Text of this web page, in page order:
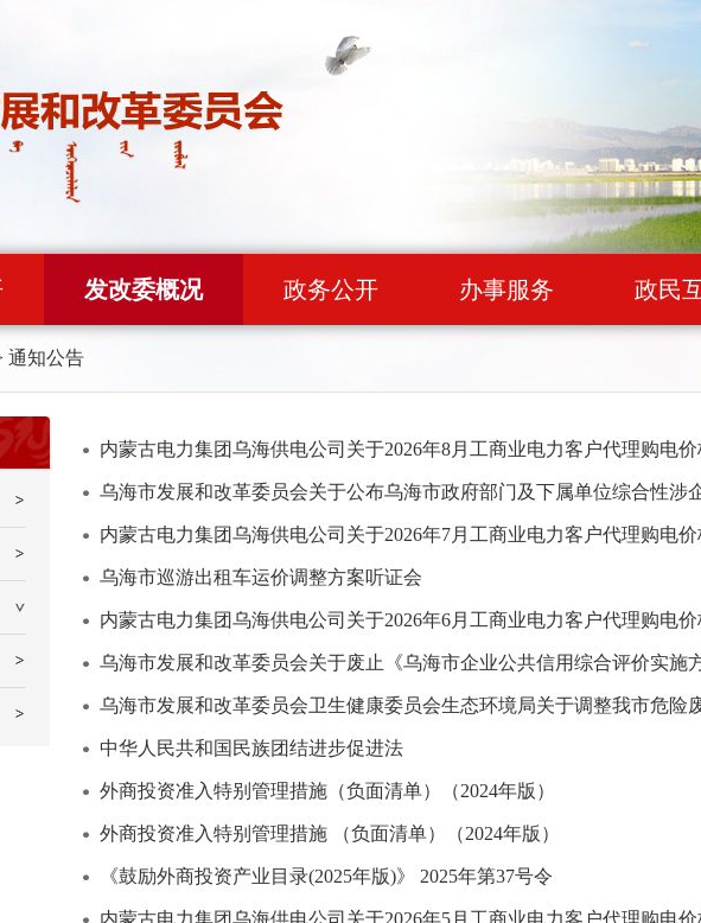
发改委概况 政务公开 办事服务 政民
通知公告
内蒙古电力集团乌海供电公司关于2026年8月工商业电力客户代理购电
乌海市发展和改革委员会关于公布乌海市政府部门及下属单位综合性涉
内蒙古电力集团乌海供电公司关于2026年7月工商业电力客户代理购电
乌海市巡游出租车运价调整方案听证会
内蒙古电力集团乌海供电公司关于2026年6月工商业电力客户代理购电
乌海市发展和改革委员会关于废止《乌海市企业公共信用综合评价实施
乌海市发展和改革委员会卫生健康委员会生态环境局关于调整我市危险
中华人民共和国民族团结进步促进法
外商投资准入特别管理措施（负面清单）（2024年版）
外商投资准入特别管理措施 （负面清单）（2024年版）
《鼓励外商投资产业目录(2025年版)》 2025年第37号令
内蒙古电力集团乌海供电公司关于2026年5月工商业电力客户代理购电